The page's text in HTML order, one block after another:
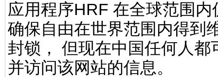
应用程序HRF 在全球范围
确保自由在世界范围内得到
封锁， 但现在中国任何人
并访问该网站的信息。